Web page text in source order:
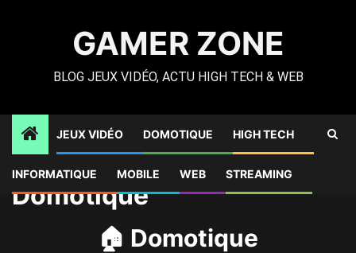
GAMER ZONE
BLOG JEUX VIDÉO, ACTU HIGH TECH & WEB
JEUX VIDÉO DOMOTIQUE HIGH TECH
INFORMATIQUE MOBILE WEB STREAMING
Domotique
🏠 Domotique